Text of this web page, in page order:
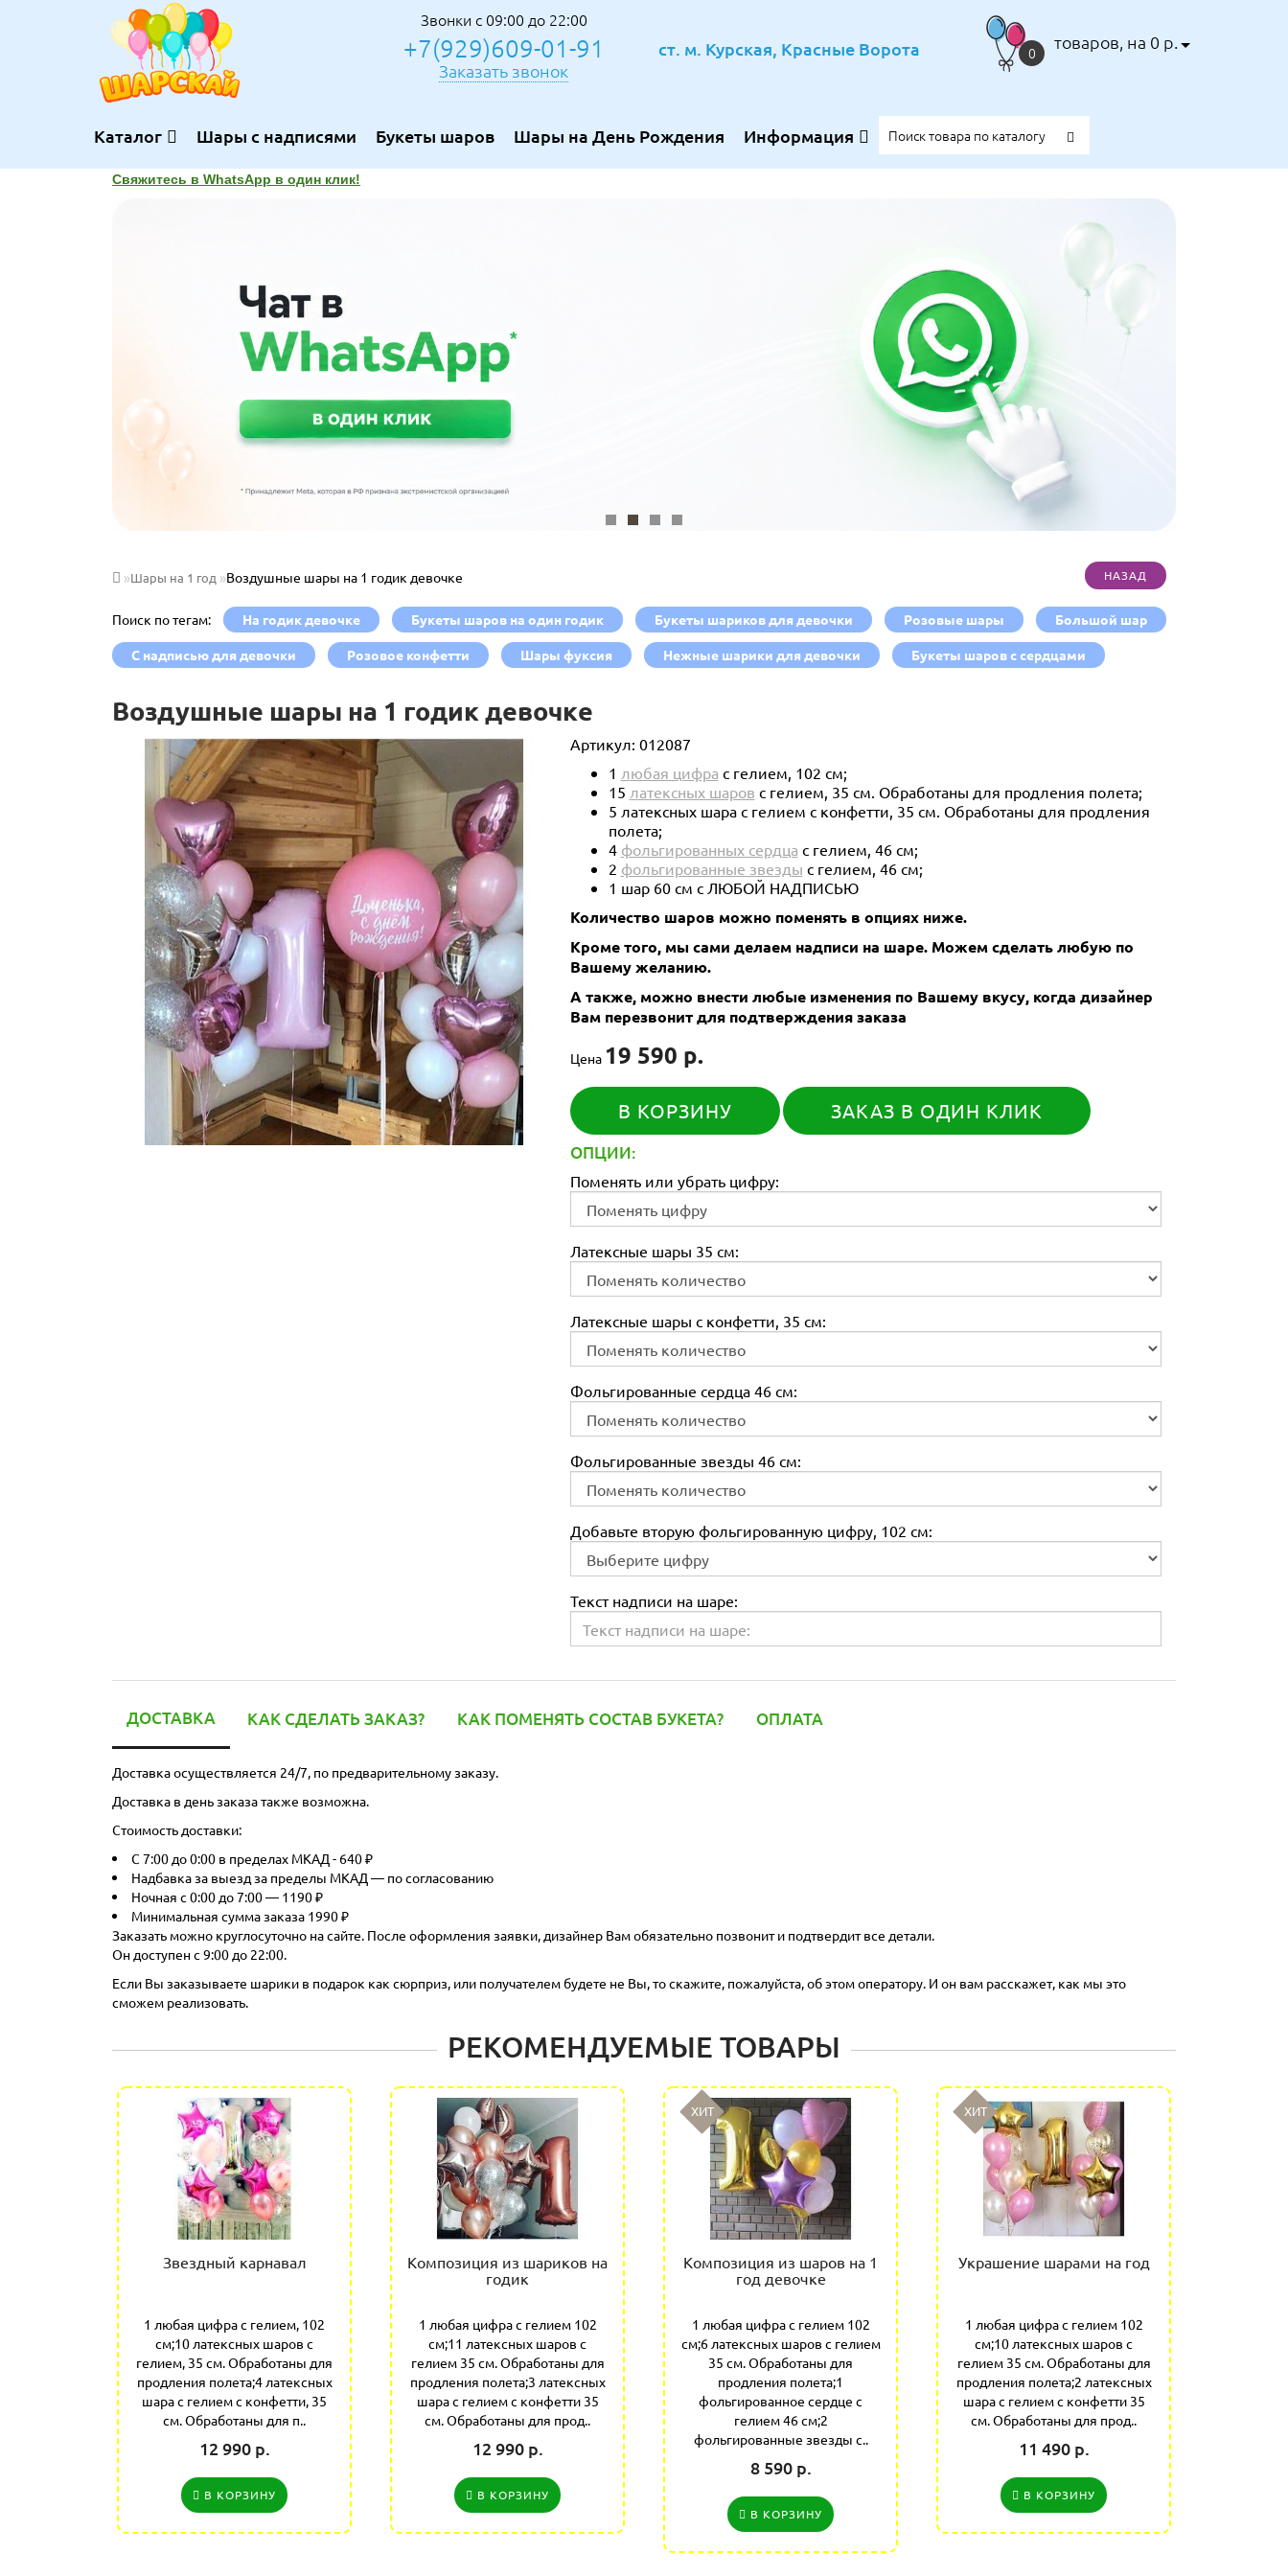
Звонки с 09:00 до 22:00
+7(929)609-01-91
Заказать звонок
ст. м. Курская, Красные Ворота 0 товаров, на 0 р.
Каталог Шары с надписями Букеты шаров Шары на День Рождения Информация
Свяжитесь в WhatsApp в один клик!
Шары на 1 год Воздушные шары на 1 годик девочке
Поиск по тегам: На годик девочке Букеты шаров на один годик Букеты шариков для девочки Розовые шары Большой шар
С надписью для девочки Розовое конфетти Шары фуксия Нежные шарики для девочки Букеты шаров с сердцами
Воздушные шары на 1 годик девочке
Артикул: 012087
1 любая цифра с гелием, 102 см;
15 латексных шаров с гелием, 35 см. Обработаны для продления полета;
5 латексных шара с гелием с конфетти, 35 см. Обработаны для продления
полета;
4 фольгированных сердца с гелием, 46 см;
2 фольгированные звезды с гелием, 46 см;
1 шар 60 см с ЛЮБОЙ НАДПИСЬЮ
Количество шаров можно поменять в опциях ниже.
Кроме того, мы сами делаем надписи на шаре. Можем сделать любую по
Вашему желанию.
А также, можно внести любые изменения по Вашему вкусу, когда дизайнер
Вам перезвонит для подтверждения заказа
Цена 19 590 р.
В КОРЗИНУ ЗАКАЗ В ОДИН КЛИК
ОПЦИИ:
Поменять или убрать цифру:
Латексные шары 35 см:
Латексные шары с конфетти, 35 см:
Фольгированные сердца 46 см:
Фольгированные звезды 46 см:
Добавьте вторую фольгированную цифру, 102 см:
Текст надписи на шаре:
ДОСТАВКА КАК СДЕЛАТЬ ЗАКАЗ? КАК ПОМЕНЯТЬ СОСТАВ БУКЕТА? ОПЛАТА
Доставка осуществляется 24/7, по предварительному заказу.
Доставка в день заказа также возможна.
Стоимость доставки:
С 7:00 до 0:00 в пределах МКАД - 640 ₽
Надбавка за выезд за пределы МКАД — по согласованию
Ночная с 0:00 до 7:00 — 1190 ₽
Минимальная сумма заказа 1990 ₽
Заказать можно круглосуточно на сайте. После оформления заявки, дизайнер Вам обязательно позвонит и подтвердит все детали.
Он доступен с 9:00 до 22:00.
Если Вы заказываете шарики в подарок как сюрприз, или получателем будете не Вы, то скажите, пожалуйста, об этом оператору. И он вам расскажет, как мы это
сможем реализовать.
РЕКОМЕНДУЕМЫЕ ТОВАРЫ
Звездный карнавал
1 любая цифра с гелием, 102
см;10 латексных шаров с
гелием, 35 см. Обработаны для
продления полета;4 латексных
шара с гелием с конфетти, 35
см. Обработаны для п..
12 990 р.
В КОРЗИНУ
Композиция из шариков на
годик
1 любая цифра с гелием 102
см;11 латексных шаров с
гелием 35 см. Обработаны для
продления полета;3 латексных
шара с гелием с конфетти 35
см. Обработаны для прод..
12 990 р.
В КОРЗИНУ
ХИТ
Композиция из шаров на 1
год девочке
1 любая цифра с гелием 102
см;6 латексных шаров с гелием
35 см. Обработаны для
продления полета;1
фольгированное сердце с
гелием 46 см;2
фольгированные звезды с..
8 590 р.
В КОРЗИНУ
ХИТ
Украшение шарами на год
1 любая цифра с гелием 102
см;10 латексных шаров с
гелием 35 см. Обработаны для
продления полета;2 латексных
шара с гелием с конфетти 35
см. Обработаны для прод..
11 490 р.
В КОРЗИНУ